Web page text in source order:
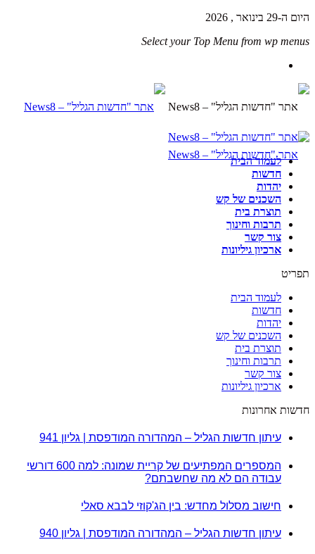
היום ה-29 בינואר , 2026
Select your Top Menu from wp menus
לעמוד הבית
חדשות
יהדות
השכנים של קש
תוצרת בית
תרבות וחינוך
צור קשר
ארכיון גיליונות
תפריט
לעמוד הבית
חדשות
יהדות
השכנים של קש
תוצרת בית
תרבות וחינוך
צור קשר
ארכיון גיליונות
חדשות אחרונות
עיתון חדשות הגליל – המהדורה המודפסת | גליון 941
המספרים המפתיעים של קריית שמונה: למה 600 דורשי
עבודה הם לא מה שחשבתם?
חישוב מסלול מחדש: בין הג'קוזי לבבא סאלי
עיתון חדשות הגליל – המהדורה המודפסת | גליון 940